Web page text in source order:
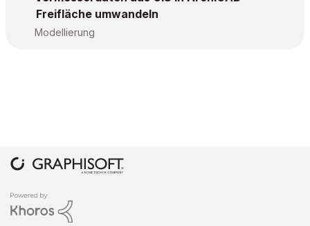
Freifläche umwandeln
Modellierung